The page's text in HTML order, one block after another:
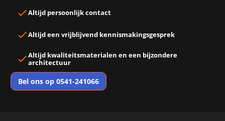
Altijd persoonlijk contact
Altijd eenvrijblijvend kennismakingsgesprek
Altijd kwaliteitsmaterialen en een bijzondere
architectuur
Bel ons op 0541-241066